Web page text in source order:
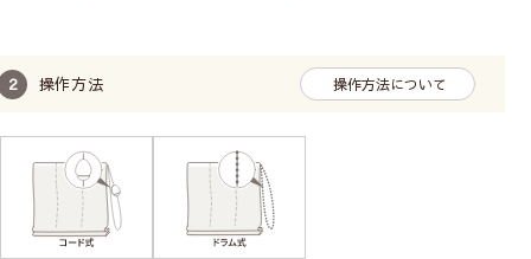
操作方法 操作方法について